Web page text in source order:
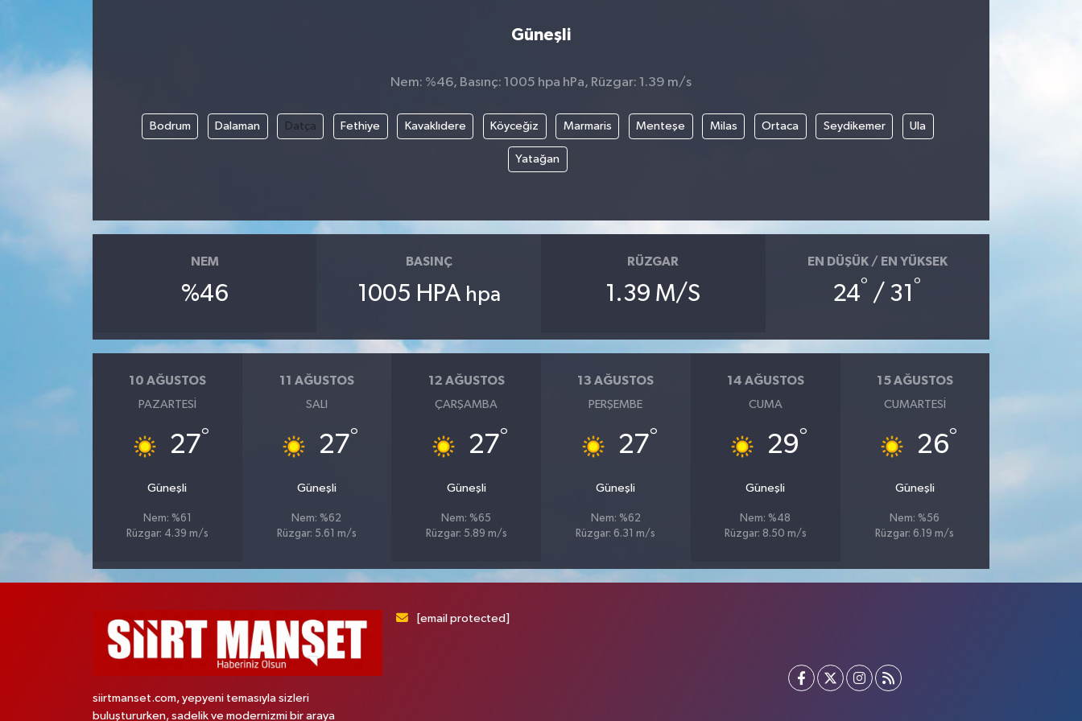
Güneşli
Nem: %46, Basınç: 1005 hpa hPa, Rüzgar: 1.39 m/s
Bodrum Dalaman Datça Fethiye Kavaklıdere Köyceğiz Marmaris Menteşe Milas Ortaca Seydikemer Ula
Yatağan
NEM
%46
BASINÇ
1005 HPA hpa
RÜZGAR
1.39 M/S
EN DÜŞÜK / EN YÜKSEK
24° / 31 °
10 AĞUSTOS
PAZARTESI
27°
Güneşli
Nem: %61
Rüzgar: 4.39 m/s
11 AĞUSTOS
SALI
27°
Güneşli
Nem: %62
Rüzgar: 5.61 m/s
12 AĞUSTOS
ÇARŞAMBA
27°
Güneşli
Nem: %65
Rüzgar: 5.89 m/s
13 AĞUSTOS
PERŞEMBE
27°
Güneşli
Nem: %62
Rüzgar: 6.31 m/s
14 AĞUSTOS
CUMA
29°
Güneşli
Nem: %48
Rüzgar: 8.50 m/s
15 AĞUSTOS
CUMARTESI
26°
Güneşli
Nem: %56
Rüzgar: 6.19 m/s
siirtmanset.com, yepyeni temasıyla sizleri
buluştururken, sadelik ve modernizmi bir araya
[email protected]